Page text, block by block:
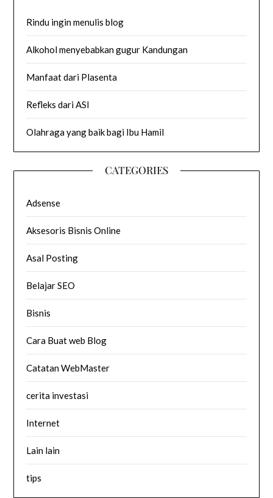
Rindu ingin menulis blog
Alkohol menyebabkan gugur Kandungan
Manfaat dari Plasenta
Refleks dari ASI
Olahraga yang baik bagi Ibu Hamil
CATEGORIES
Adsense
Aksesoris Bisnis Online
Asal Posting
Belajar SEO
Bisnis
Cara Buat web Blog
Catatan WebMaster
cerita investasi
Internet
Lain lain
tips